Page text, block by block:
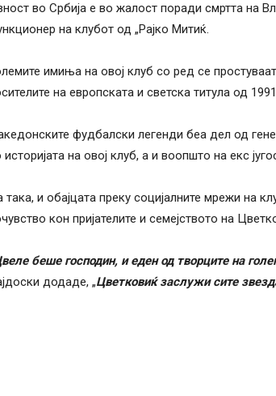
во Србија е во жалост поради смртта на
на клубот од „Рајко Митиќ.
имиња на овој клуб со ред се
на европската и светска титула од
фудбалски легенди беа дел од
историјата на овој клуб, а и воопшто на екс
така, и обајцата преку социјалните мрежи на
кон пријателите и семејството на
беше господин, и еден од творците на
додаде, „Цветковиќ заслужи сите